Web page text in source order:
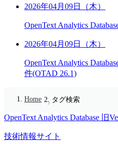
2026年04月09日（木）
OpenText Analytics
2026年04月09日（木）
OpenText Analytics
件(OTAD 26.1)
Home タグ検索
OpenText Analytics Database 旧
技術情報サイト